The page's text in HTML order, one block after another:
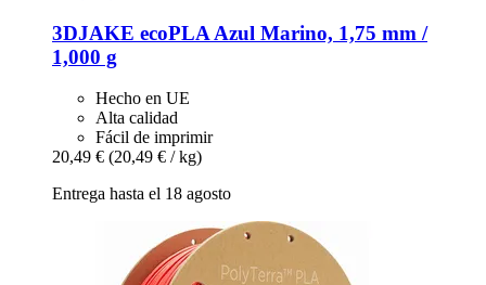
3DJAKE ecoPLA Azul Marino, 1,75 mm /
1,000 g
Hecho en UE
Alta calidad
Fácil de imprimir
20,49 € (20,49 € / kg)
Entrega hasta el 18 agosto